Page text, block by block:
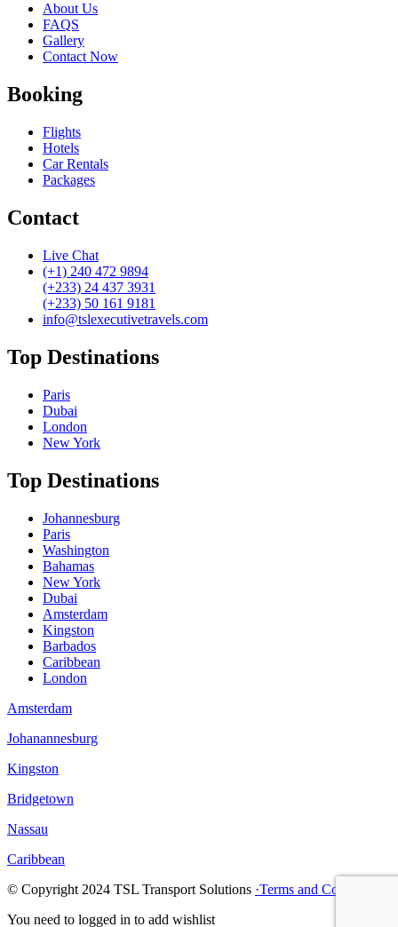
About Us
FAQS
Gallery
Contact Now
Booking
Flights
Hotels
Car Rentals
Packages
Contact
Live Chat
(+1) 240 472 9894
(+233) 24 437 3931
(+233) 50 161 9181
info@tslexecutivetravels.com
Top Destinations
Paris
Dubai
London
New York
Top Destinations
Johannesburg
Paris
Washington
Bahamas
New York
Dubai
Amsterdam
Kingston
Barbados
Caribbean
London
Amsterdam
Johanannesburg
Kingston
Bridgetown
Nassau
Caribbean
© Copyright 2024 TSL Transport Solutions ·Terms and Confitions
You need to logged in to add wishlist